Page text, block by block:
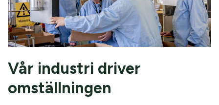
Vår industri driver
omställningen